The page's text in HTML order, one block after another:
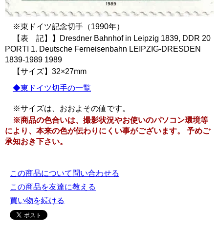
※東ドイツ記念切手（1990年）
【表 記】】Dresdner Bahnhof in Leipzig 1839, DDR 20
PORTI 1. Deutsche Ferneisenbahn LEIPZIG-DRESDEN
1839-1989 1989
【サイズ】32×27mm
◆東ドイツ切手の一覧
※サイズは、おおよその値です。
※商品の色合いは、撮影状況やお使いのパソコン環境等
により、本来の色が伝わりにくい事がございます。 予めご
承知おき下さい。
この商品について問い合わせる
この商品を友達に教える
買い物を続ける